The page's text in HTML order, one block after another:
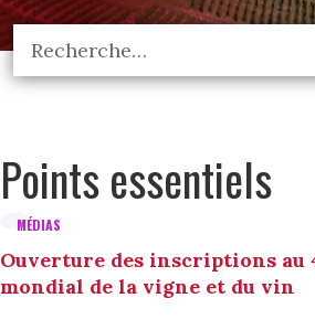
Points essentiels
MÉDIAS
Ouverture des inscriptions au
mondial de la vigne et du vin